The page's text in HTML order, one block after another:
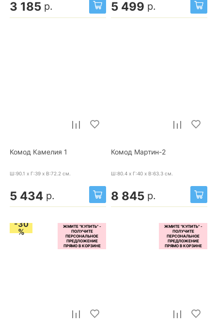
3 185 р. 5 499 р.
Комод Камелия 1
Ш:90.1 x Г:39 x В:72.2 см.
5 434 р.
Комод Мартин-2
Ш:80.4 x Г:40 x В:63.3 см.
8 845 р.
-30
%